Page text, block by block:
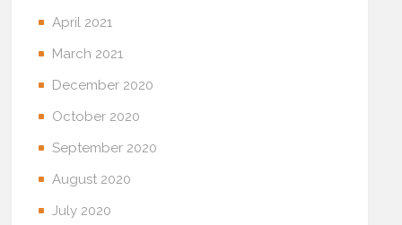
April 2021
March 2021
December 2020
October 2020
September 2020
August 2020
July 2020